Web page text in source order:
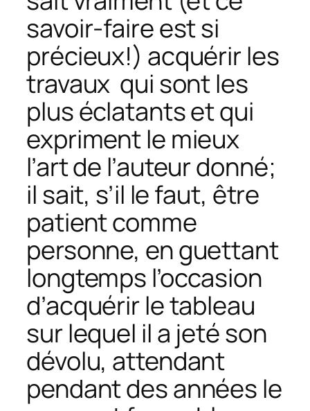
savoir-faire est si
précieux!) acquérir les
travaux qui sont les
plus éclatants et qui
expriment le mieux
l’art de l’auteur donné;
il sait, s’il le faut, être
patient comme
personne, en guettant
longtemps l’occasion
d’acquérir le tableau
sur lequel il a jeté son
dévolu, attendant
pendant des années le